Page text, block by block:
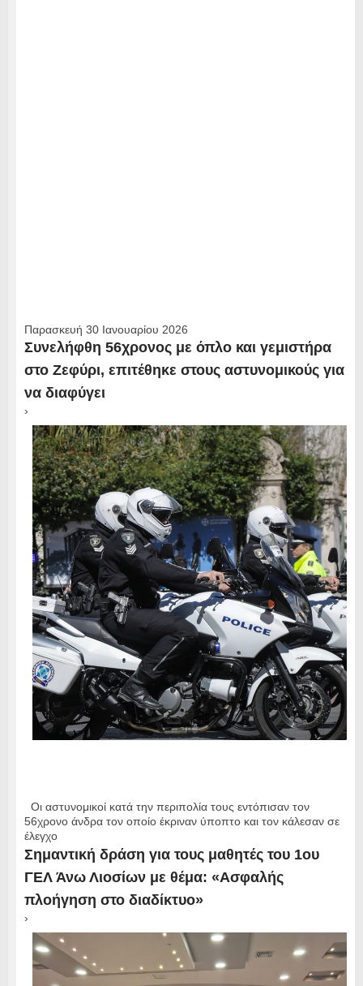
Παρασκευή 30 Ιανουαρίου 2026
Συνελήφθη 56χρονος με όπλο και γεμιστήρα
στο Ζεφύρι, επιτέθηκε στους αστυνομικούς για
να διαφύγει
›
Οι αστυνομικοί κατά την περιπολία τους εντόπισαν τον
56χρονο άνδρα τον οποίο έκριναν ύποπτο και τον κάλεσαν σε
έλεγχο
Σημαντική δράση για τους μαθητές του 1ου
ΓΕΛ Άνω Λιοσίων με θέμα: «Ασφαλής
πλοήγηση στο διαδίκτυο»
›